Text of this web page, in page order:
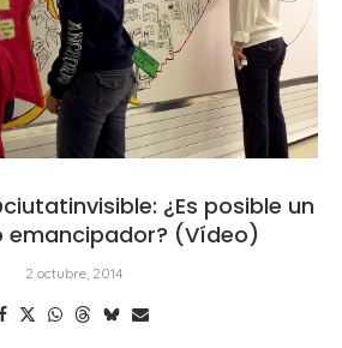
¿Es posible un
emancipador? (Vídeo)
2 octubre, 2014